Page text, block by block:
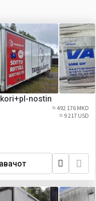
nostin
≈ 492 176 MKD
≈ 9 217 USD